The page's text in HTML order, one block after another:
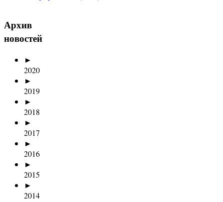
Архив
новостей
►
2020
►
2019
►
2018
►
2017
►
2016
►
2015
►
2014